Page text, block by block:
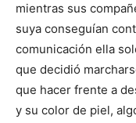
mientras sus
suya conseguían
comunicación ella
que decidió
que hacer frente a
y su color de piel,